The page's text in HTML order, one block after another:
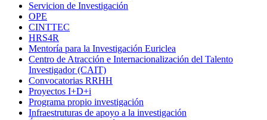
Servicion de Investigación
OPE
CINTTEC
HRS4R
Mentoría para la Investigación Euriclea
Centro de Atracción e Internacionalización del Talento
Investigador (CAIT)
Convocatorias RRHH
Proyectos I+D+i
Programa propio investigación
Infraestruturas de apoyo a la investigación